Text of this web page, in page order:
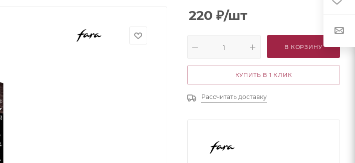
220 ₽/шт
В КОРЗИНУ
КУПИТЬ В 1 КЛИК
Рассчитать доставку